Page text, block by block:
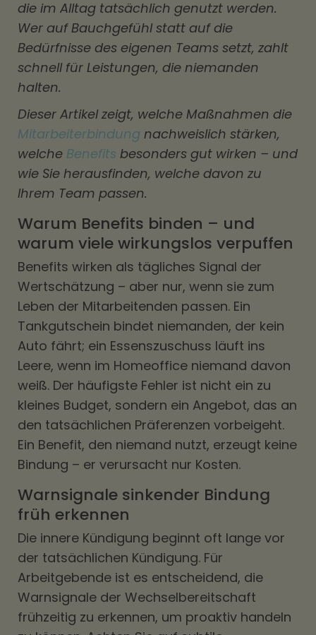
die im Alltag tatsächlich genutzt werden.
Wer auf Bauchgefühl statt auf die
Bedürfnisse des eigenen Teams setzt, zahlt
schnell für Leistungen, die niemanden
halten.
Dieser Artikel zeigt, welche Maßnahmen die
Mitarbeiterbindung nachweislich stärken,
welche Benefits besonders gut wirken – und
wie Sie herausfinden, welche davon zu
Ihrem Team passen.
Warum Benefits binden – und
warum viele wirkungslos verpuffen
Benefits wirken als tägliches Signal der
Wertschätzung – aber nur, wenn sie zum
Leben der Mitarbeitenden passen. Ein
Tankgutschein bindet niemanden, der kein
Auto fährt; ein Essenszuschuss läuft ins
Leere, wenn im Homeoffice niemand davon
weiß. Der häufigste Fehler ist nicht ein zu
kleines Budget, sondern ein Angebot, das an
den tatsächlichen Präferenzen vorbeigeht.
Ein Benefit, den niemand nutzt, erzeugt keine
Bindung – er verursacht nur Kosten.
Warnsignale sinkender Bindung
früh erkennen
Die innere Kündigung beginnt oft lange vor
der tatsächlichen Kündigung. Für
Arbeitgebende ist es entscheidend, die
Warnsignale der Wechselbereitschaft
frühzeitig zu erkennen, um proaktiv handeln